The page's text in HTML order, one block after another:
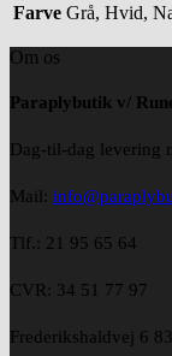
Farve Grå, Hvid,
Om os
Paraplybutik v/
Dag-til-dag levering
Mail:
Tlf.: 21 95 65 64
CVR: 34 51 77 97
Frederikshaldvej 6